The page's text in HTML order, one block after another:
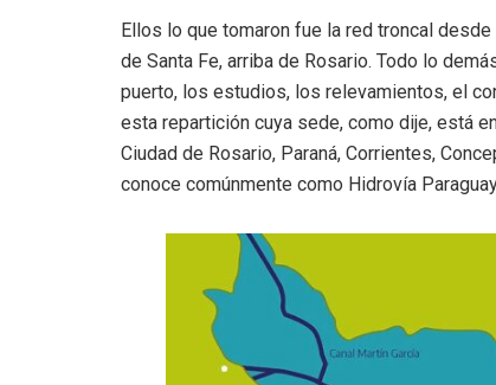
Ellos lo que tomaron fue la red troncal
de Santa Fe, arriba de Rosario. Todo lo
puerto, los estudios, los relevamientos, el
esta repartición cuya sede, como dije, está
Ciudad de Rosario, Paraná, Corrientes,
conoce comúnmente como Hidrovía